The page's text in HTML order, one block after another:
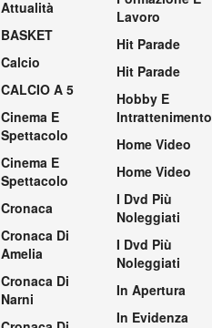
Attualità
BASKET
Calcio
CALCIO A 5
Cinema E
Spettacolo
Cinema E
Spettacolo
Cronaca
Cronaca Di
Amelia
Cronaca Di
Narni
Lavoro
Hit Parade
Hit Parade
Hobby E
Intrattenimento
Home Video
Home Video
I Dvd Più
Noleggiati
I Dvd Più
Noleggiati
In Apertura
In Evidenza